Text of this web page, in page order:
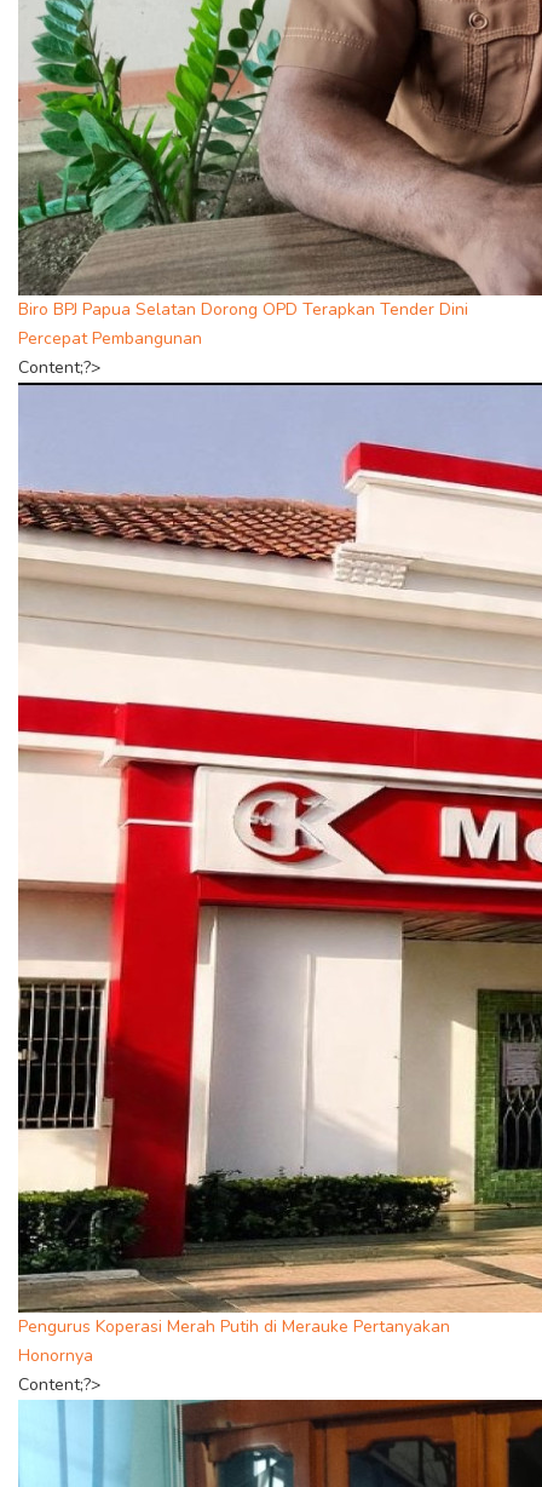
Biro BPJ Papua Selatan Dorong OPD Terapkan Tender Dini
Percepat Pembangunan
Content;?>
Pengurus Koperasi Merah Putih di Merauke Pertanyakan
Honornya
Content;?>